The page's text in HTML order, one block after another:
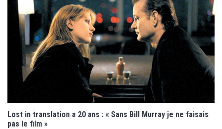
Lost in translation a 20 ans : « Sans Bill Murray je ne faisais
pas le film »